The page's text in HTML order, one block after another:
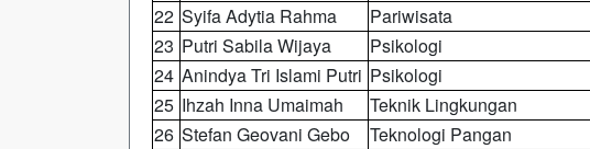
22 Syifa Adytia Rahma Pariwisata
23 Putri Sabila Wijaya Psikologi
24 Anindya Tri Islami Putri Psikologi
25 Ihzah Inna Umaimah Teknik Lingkungan
26 Stefan Geovani Gebo Teknologi Pangan